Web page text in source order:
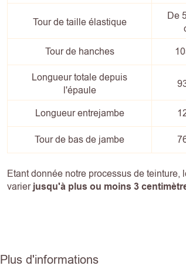
Tour de taille élastique
De
Tour de hanches
Longueur totale depuis
l'épaule
Longueur entrejambe
Tour de bas de jambe
Etant donnée notre processus de
varierjusqu'à plus ou moins 3
Plus d'informations